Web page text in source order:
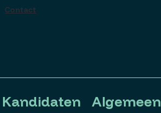
Contact
Kandidaten Algemeen